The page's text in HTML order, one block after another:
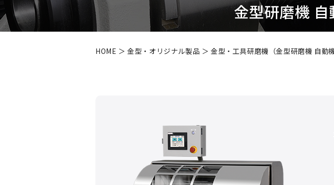
金型研磨機
HOME ＞金型・オリジナル製品 ＞ 金型・工具研磨機（金型研磨機 自動